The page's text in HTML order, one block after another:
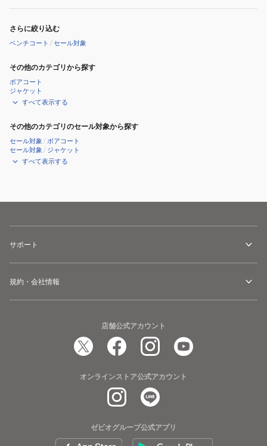
さらに絞り込む
ベンチコート /セール対象
その他のカテゴリから探す
ボアコート
ジャケット
すべて表示する
その他のカテゴリのセール対象から探す
セール対象 /ボアコート
セール対象 / ジャケット
すべて表示する
サポート
規約・会社情報
店舗公式アカウント
オンラインストア公式アカウント
ゼビオグループ公式アプリ